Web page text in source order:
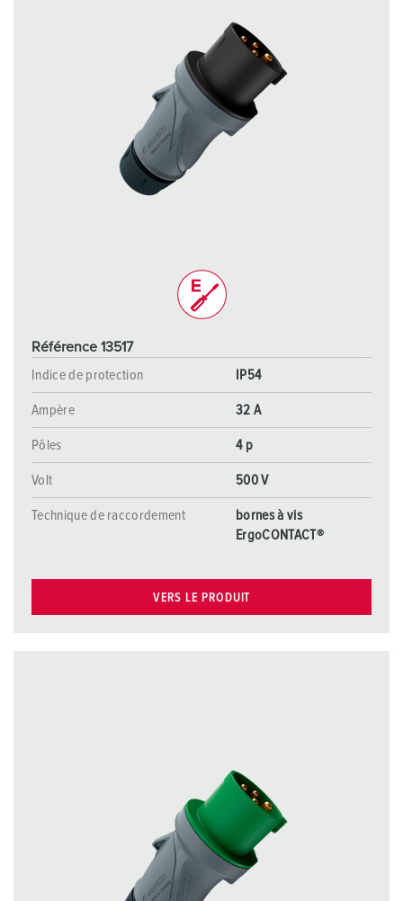
Référence 13517
Indice de protection
IP54
Ampère 32 A
Pôles 4 p
Volt 500 V
Technique de raccordement
bornes à vis
ErgoCONTACT®
VERS LE PRODUIT